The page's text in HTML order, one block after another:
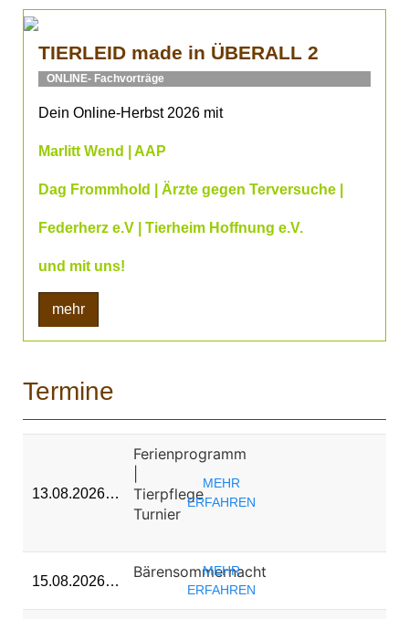
TIERLEID made in ÜBERALL 2
ONLINE- Fachvorträge
Dein Online-Herbst 2026 mit
Marlitt Wend | AAP
Dag Frommhold | Ärzte gegen Terversuche |
Federherz e.V | Tierheim Hoffnung e.V.
und mit uns!
mehr
Termine
13.08.2026…
Ferienprogramm
Tierpflege
Turnier
MEHR
ERFAHREN
15.08.2026… Bärensommernacht
MEHR
ERFAHREN